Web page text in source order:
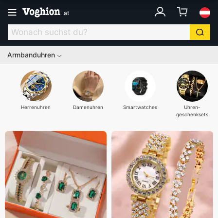
.at
Armbanduhren
Herrenuhren Damenuhren Smartwatches
Uhren-
geschenksets